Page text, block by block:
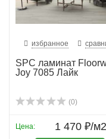
избранное
SPC ламинат
Joy 7085 Лайк
(0)
Цена: 1 470 ₽/м2